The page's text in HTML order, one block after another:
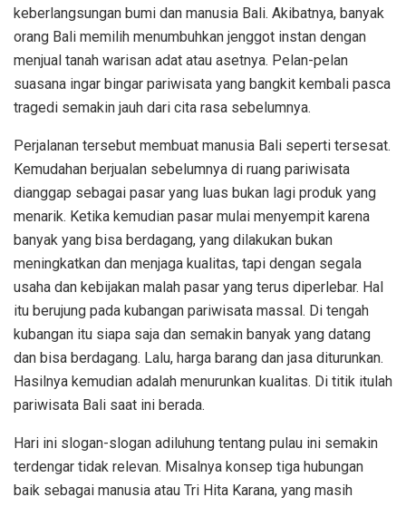
keberlangsungan bumi dan manusia Bali. Akibatnya, banyak
orang Bali memilih menumbuhkan jenggot instan dengan
menjual tanah warisan adat atau asetnya. Pelan-pelan
suasana ingar bingar pariwisata yang bangkit kembali pasca
tragedi semakin jauh dari cita rasa sebelumnya.
Perjalanan tersebut membuat manusia Bali seperti tersesat.
Kemudahan berjualan sebelumnya di ruang pariwisata
dianggap sebagai pasar yang luas bukan lagi produk yang
menarik. Ketika kemudian pasar mulai menyempit karena
banyak yang bisa berdagang, yang dilakukan bukan
meningkatkan dan menjaga kualitas, tapi dengan segala
usaha dan kebijakan malah pasar yang terus diperlebar. Hal
itu berujung pada kubangan pariwisata massal. Di tengah
kubangan itu siapa saja dan semakin banyak yang datang
dan bisa berdagang. Lalu, harga barang dan jasa diturunkan.
Hasilnya kemudian adalah menurunkan kualitas. Di titik itulah
pariwisata Bali saat ini berada.
Hari ini slogan-slogan adiluhung tentang pulau ini semakin
terdengar tidak relevan. Misalnya konsep tiga hubungan
baik sebagai manusia atau Tri Hita Karana, yang masih